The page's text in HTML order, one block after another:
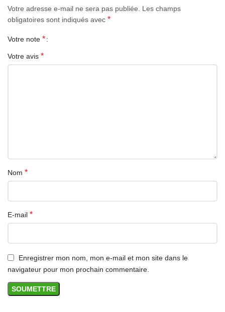
Achat en Algérie
S23 Ultra sur DZAIRGO avec livraison en Algérie et paiement à la
livraison selon disponibilité.
Votre adresse e-mail ne sera pas publiée.
Les champs
obligatoires sont indiqués avec *
Votre note *
Votre avis *
Nom *
E-mail *
Enregistrer mon nom, mon e-mail et mon site dans le
navigateur pour mon prochain commentaire.